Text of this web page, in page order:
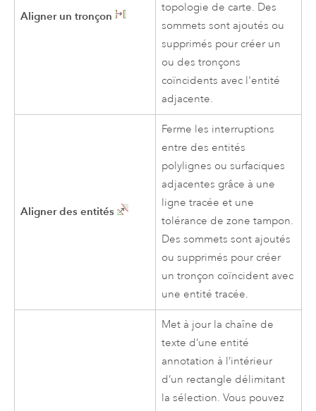
Aligner un tronçon
topologie de carte. Des
sommets sont ajoutés ou
supprimés pour créer un
ou des tronçons
coïncidents avec l'entité
adjacente.
Aligner des entités
Ferme les interruptions
entre des entités
polylignes ou surfaciques
adjacentes grâce à une
ligne tracée et une
tolérance de zone tampon.
Des sommets sont ajoutés
ou supprimés pour créer
un tronçon coïncident avec
une entité tracée.
Met à jour la chaîne de
texte d’une entité
annotation à l’intérieur
d’un rectangle délimitant
la sélection. Vous pouvez